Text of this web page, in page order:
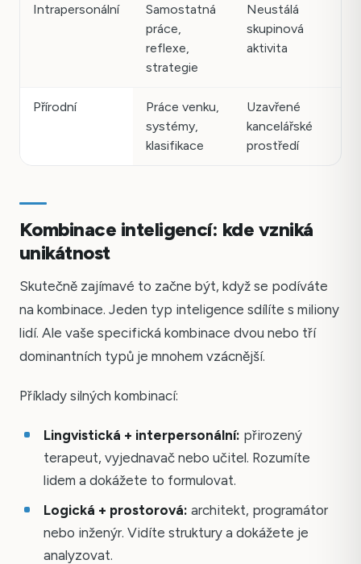
Intrapersonální
Samostatná
práce,
reflexe,
strategie
Neustálá
skupinová
aktivita
Přírodní
Práce venku,
systémy,
klasifikace
Uzavřené
kancelářské
prostředí
Kombinace inteligencí: kde vzniká
unikátnost
Skutečně zajímavé to začne být, když se podíváte
na kombinace. Jeden typ inteligence sdílíte s miliony
lidí. Ale vaše specifická kombinace dvou nebo tří
dominantních typů je mnohem vzácnější.
Příklady silných kombinací:
Lingvistická + interpersonální: přirozený
terapeut, vyjednavač nebo učitel. Rozumíte
lidem a dokážete to formulovat.
Logická + prostorová: architekt, programátor
nebo inženýr. Vidíte struktury a dokážete je
analyzovat.